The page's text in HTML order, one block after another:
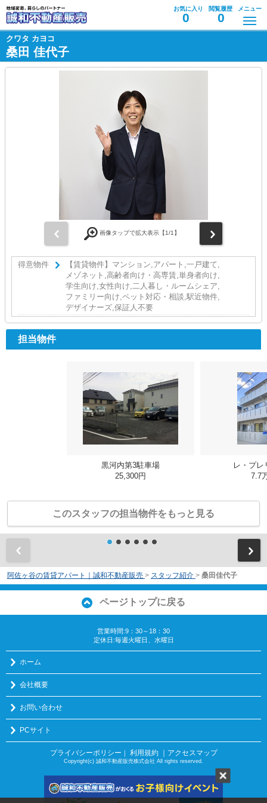
お気に入り
0
閲覧履歴
0
メニュー
クワタ カヨコ
桑田 佳代子
画像タップで拡大表示【1/1】
得意物件
【賃貸物件】マンション,アパート,一戸建て,
メゾネット,高齢者向け・高専賃,単身者向け,
学生向け,女性向け,二人暮し・ルームシェア,
ファミリー向け,ペット対応・相談,駅近物件,
デザイナーズ,保証人不要
担当物件
黒河内第3駐車場
25,300円
レ・プレ
7.7
このスタッフの担当物件をもっと見る
阿佐ヶ谷の賃貸アパート｜誠和不動産販売 > スタッフ紹介 > 桑田佳代子
ページトップに戻る
営業時間:9：30～18：30
定休日:毎週火曜日、水曜日
ホーム
会社概要
お問い合わせ
PCサイト
プライバシーポリシー ｜ 利用規約 ｜アクセスマップ
Copyright(c) 誠和不動産販売株式会社 All rights reserved.